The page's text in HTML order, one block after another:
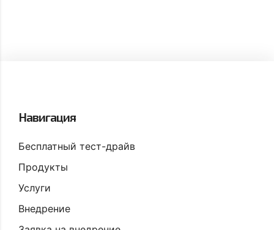
Навигация
Бесплатный тест-драйв
Продукты
Услуги
Внедрение